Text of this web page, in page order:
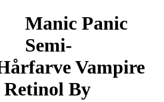
Manic Panic
Semi-
Vampire
Retinol By